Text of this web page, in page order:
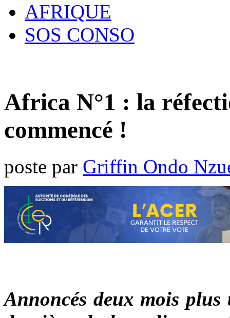
AFRIQUE
SOS CONSO
Africa N°1 : la
commencé !
poste par Griffin Ondo
Annoncés deux mois